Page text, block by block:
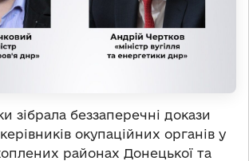
зібрала беззаперечні докази
окупаційних органів у
районах Донецької та